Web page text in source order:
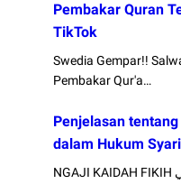
Pembakar Quran
TikTok
Swedia Gempar!!
Pembakar Qur'a…
Penjelasan
dalam Hukum
NGAJI KAIDAH FIKIH الرخص لا تناط بالمعاصي